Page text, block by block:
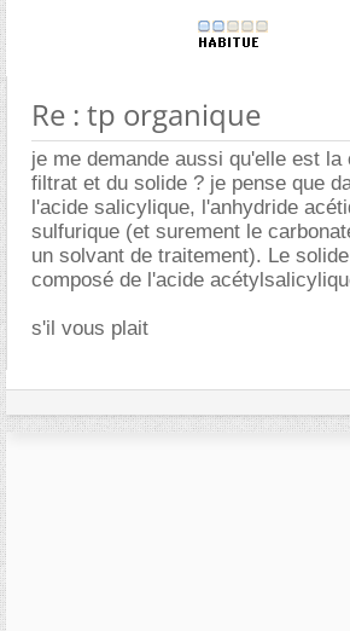
Re : tp organique
je me demande aussi qu'elle est la
filtrat et du solide ? je pense que
l'acide salicylique, l'anhydride
sulfurique (et surement le
un solvant de traitement). Le
composé de l'acide
s'il vous plait